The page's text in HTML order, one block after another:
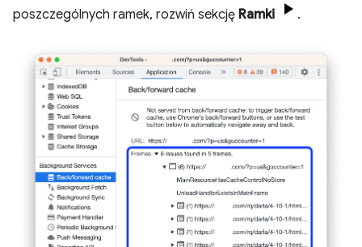
poszczególnych ramek, rozwiń sekcję Ramki .